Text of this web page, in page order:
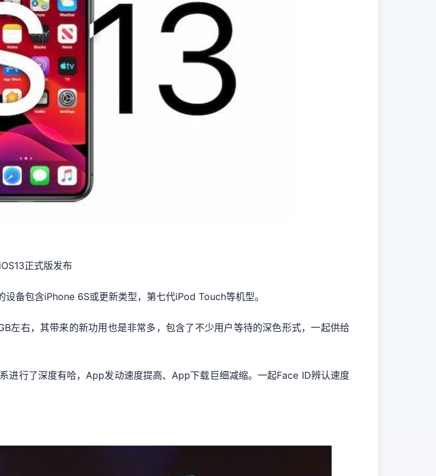
iOS13正式版发布
备包含iPhone 6S或更新类型，第七代iPod Touch等机型。
左右，其带来的新功用也是非常多，包含了不少用户等待的深色形式，一起供给
进行了深度有哈，App发动速度提高、App下载巨细减缩。一起Face ID辨认速度